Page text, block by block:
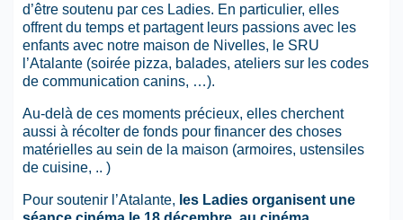
d’être soutenu par ces Ladies. En particulier, elles
offrent du temps et partagent leurs passions avec les
enfants avec notre maison de Nivelles, le SRU
l’Atalante (soirée pizza, balades, ateliers sur les codes
de communication canins, …).
Au-delà de ces moments précieux, elles cherchent
aussi à récolter de fonds pour financer des choses
matérielles au sein de la maison (armoires, ustensiles
de cuisine, .. )
Pour soutenir l’Atalante, les Ladies organisent une